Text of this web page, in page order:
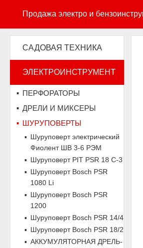
Продажа электро и
САДОВАЯ ТЕХНИКА
ЭЛЕКТРОИНСТРУМЕНТ
ПЕРФОРАТОРЫ
ДРЕЛИ И МИКСЕРЫ
ШУРУПОВЕРТЫ
Шуруповерт электрический
Фиолент ШВ 3-6 РЭМ
Шуруповерт PIT PSR 18 C-3
Шуруповерт Bosch PSR
1080 Li
Шуруповерт Bosch PSR
1200
Шуруповерт Bosch PSR 14/4
Шуруповерт Bosch PSR 18/2
АККУМУЛЯТОРНАЯ ДРЕЛЬ-